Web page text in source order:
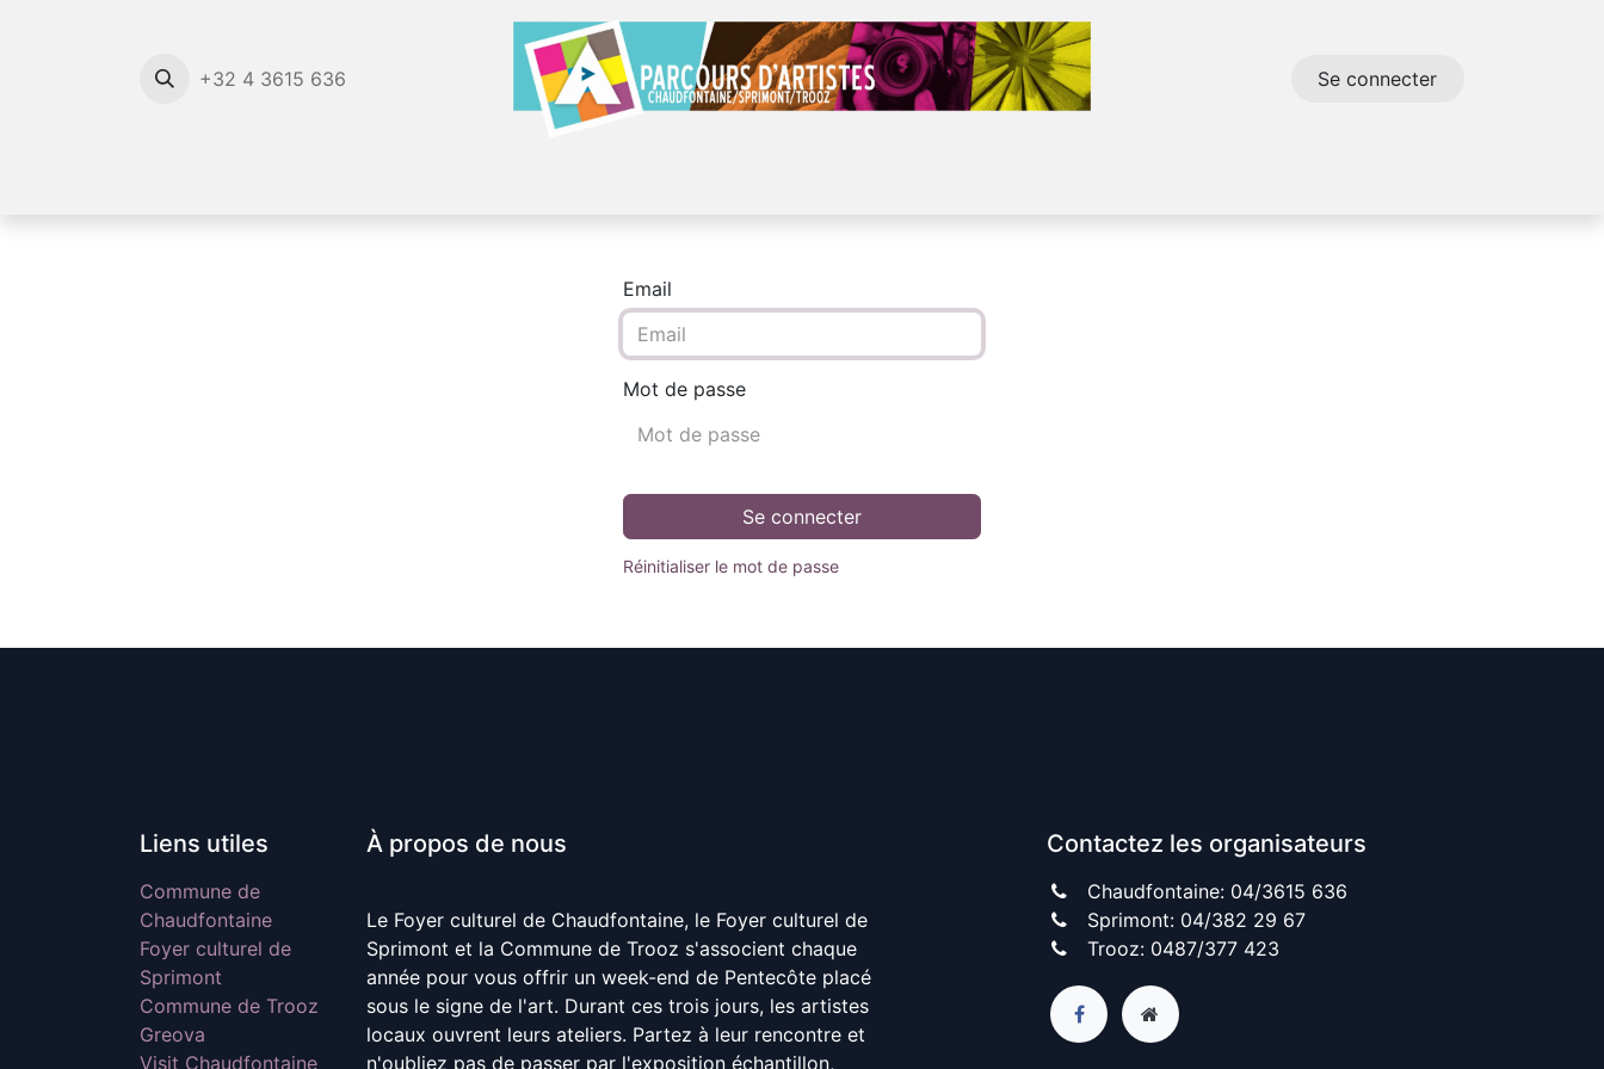
+32 4 3615 636 Se connecter
Email
Mot de passe
Se connecter
Réinitialiser le mot de passe
Liens utiles
Commune de
Chaudfontaine
Foyer culturel de
Sprimont
Commune de Trooz
Greova
Visit Chaudfontaine
À propos de nous
Le Foyer culturel de Chaudfontaine, le Foyer culturel de
Sprimont et la Commune de Trooz s'associent chaque
année pour vous offrir un week-end de Pentecôte placé
sous le signe de l'art. Durant ces trois jours, les artistes
locaux ouvrent leurs ateliers. Partez à leur rencontre et
n'oubliez pas de passer par l'exposition échantillon,
Contactez les organisateurs
Chaudfontaine: 04/3615 636
Sprimont: 04/382 29 67
Trooz: 0487/377 423